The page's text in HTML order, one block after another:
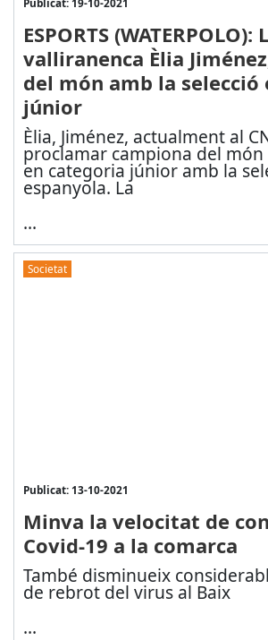
Publicat: 19-10-2021
ESPORTS (WATERPOLO):
valliranenca Èlia
del món amb la selecció
júnior
Èlia, Jiménez, actualment al
proclamar campiona del
en categoria júnior amb la
espanyola. La
...
Societat
Publicat: 13-10-2021
Minva la velocitat de
Covid-19 a la comarca
També disminueix
de rebrot del virus al Baix
...